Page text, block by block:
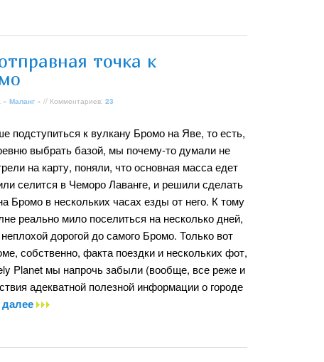
точка к
» Маланг » // Комментариев: 23
подступиться к вулкану Бромо на Яве, то есть,
выбрать базой, мы почему-то думали не
на карту, поняли, что основная масса едет
селится в Чеморо Лаванге, и решили сделать
Бромо в нескольких часах езды от него. К тому
реально мило поселиться на несколько дней,
дорогой до самого Бромо. Только вот
собственно, факта поездки и нескольких фот,
Planet мы напрочь забыли (вообще, все реже и
адекватной полезной информации о городе